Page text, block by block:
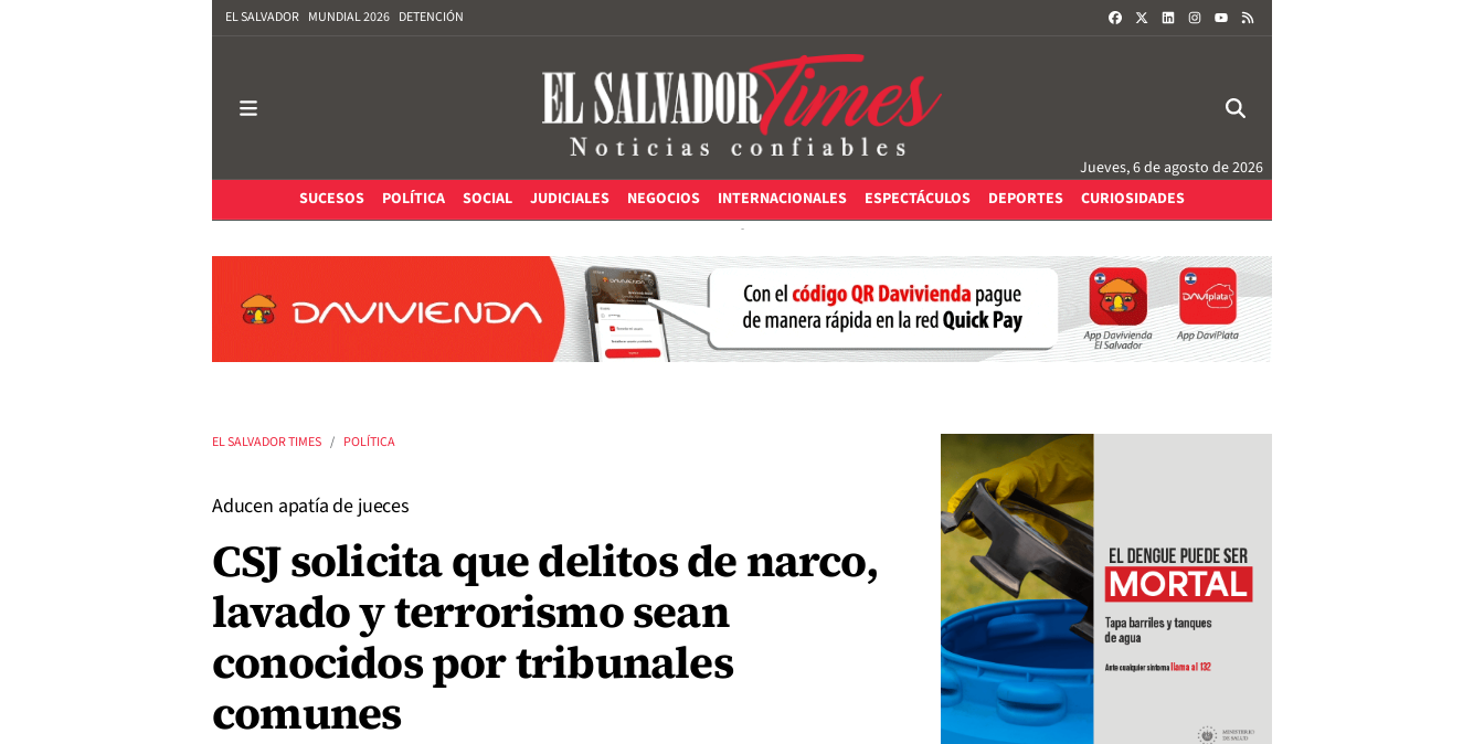
EL SALVADOR MUNDIAL 2026 DETENCIÓN FACEBOOKLINKEDININSTAGRAM
Jueves, 6 de agosto de 2026
SUCESOS
POLÍTICA SOCIAL JUDICIALES NEGOCIOS INTERNACIONALES ESPECTÁCULOS DEPORTES CURIOSIDADES
EL SALVADOR TIMES POLÍTICA
Aducen apatía de jueces
CSJ solicita que delitos de narco,
lavado y terrorismo sean
conocidos por tribunales
comunes